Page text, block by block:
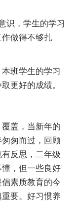
，学生的学习
做得不够扎
班学生的学习
更好的成绩。
盖，当新年的
匆而过，回顾
反思，二年级
，但一些良好
素质教育的今
要。好习惯养